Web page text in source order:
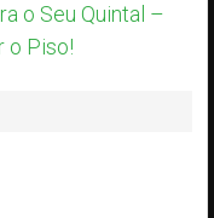
o Seu Quintal –
o Piso!